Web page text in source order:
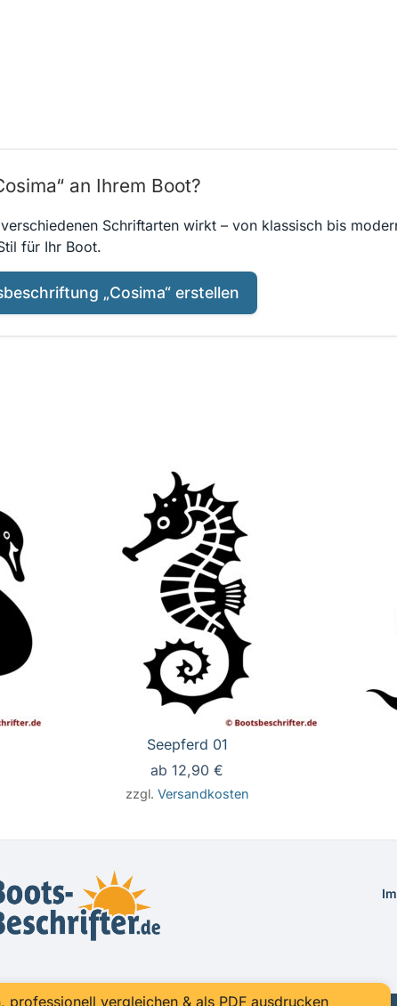
an Ihrem Boot?
Schriftarten wirkt – von klassisch bis
für Ihr Boot.
„Cosima“ erstellen
Seepferd 01
ab 12,90 €
zzgl. Versandkosten
professionell vergleichen & als PDF ausdrucken